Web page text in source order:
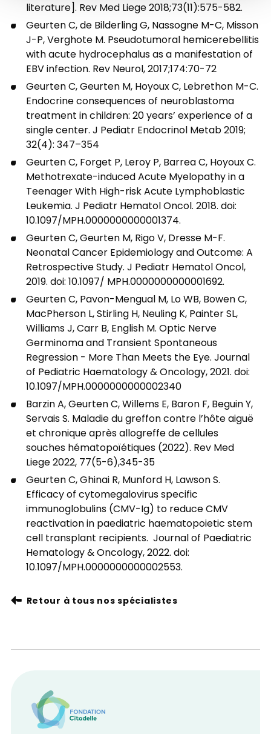
literature]. Rev Med Liege 2018;73(11):575-582.
Geurten C, de Bilderling G, Nassogne M-C, Misson
J-P, Verghote M. Pseudotumoral hemicerebellitis
with acute hydrocephalus as a manifestation of
EBV infection. Rev Neurol, 2017;174:70-72
Geurten C, Geurten M, Hoyoux C, Lebrethon M-C.
Endocrine consequences of neuroblastoma
treatment in children: 20 years’ experience of a
single center. J Pediatr Endocrinol Metab 2019;
32(4): 347–354
Geurten C, Forget P, Leroy P, Barrea C, Hoyoux C.
Methotrexate-induced Acute Myelopathy in a
Teenager With High-risk Acute Lymphoblastic
Leukemia. J Pediatr Hematol Oncol. 2018. doi:
10.1097/MPH.0000000000001374.
Geurten C, Geurten M, Rigo V, Dresse M-F.
Neonatal Cancer Epidemiology and Outcome: A
Retrospective Study. J Pediatr Hematol Oncol,
2019. doi: 10.1097/ MPH.0000000000001692.
Geurten C, Pavon-Mengual M, Lo WB, Bowen C,
MacPherson L, Stirling H, Neuling K, Painter SL,
Williams J, Carr B, English M. Optic Nerve
Germinoma and Transient Spontaneous
Regression - More Than Meets the Eye. Journal
of Pediatric Haematology & Oncology, 2021. doi:
10.1097/MPH.0000000000002340
Barzin A, Geurten C, Willems E, Baron F, Beguin Y,
Servais S. Maladie du greffon contre l’hôte aiguë
et chronique après allogreffe de cellules
souches hématopoïétiques (2022). Rev Med
Liege 2022, 77(5-6),345-35
Geurten C, Ghinai R, Munford H, Lawson S.
Efficacy of cytomegalovirus specific
immunoglobulins (CMV-Ig) to reduce CMV
reactivation in paediatric haematopoietic stem
cell transplant recipients. Journal of Paediatric
Hematology & Oncology, 2022. doi:
10.1097/MPH.0000000000002553.
Retour à tous nos spécialistes